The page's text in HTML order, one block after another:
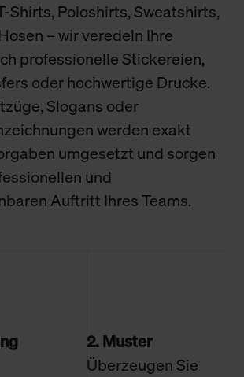
Shirts, Poloshirts, Sweatshirts,
– wir veredeln Ihre
professionelle Stickereien,
oder hochwertige Drucke.
Slogans oder
werden exakt
umgesetzt und sorgen
und
Auftritt Ihres Teams.
2. Muster
Überzeugen Sie